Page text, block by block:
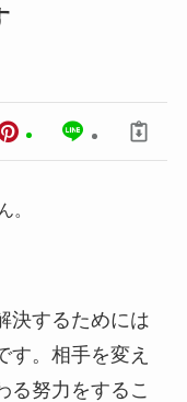
。
決するためには
す。相手を変え
る努力をするこ